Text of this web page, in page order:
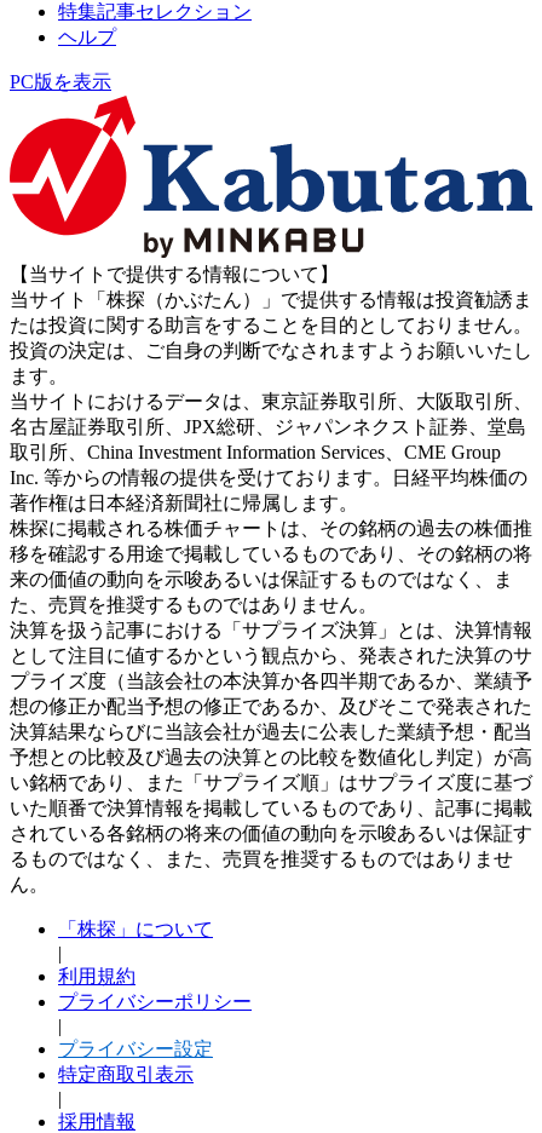
特集記事セレクション
ヘルプ
PC版を表示
【当サイトで提供する情報について】
当サイト「株探（かぶたん）」で提供する情報は投資勧誘ま
たは投資に関する助言をすることを目的としておりません。
投資の決定は、ご自身の判断でなされますようお願いいたし
ます。
当サイトにおけるデータは、東京証券取引所、大阪取引所、
名古屋証券取引所、JPX総研、ジャパンネクスト証券、堂島
取引所、China Investment Information Services、CME Group
Inc. 等からの情報の提供を受けております。日経平均株価の
著作権は日本経済新聞社に帰属します。
株探に掲載される株価チャートは、その銘柄の過去の株価推
移を確認する用途で掲載しているものであり、その銘柄の将
来の価値の動向を示唆あるいは保証するものではなく、ま
た、売買を推奨するものではありません。
決算を扱う記事における「サプライズ決算」とは、決算情報
として注目に値するかという観点から、発表された決算のサ
プライズ度（当該会社の本決算か各四半期であるか、業績予
想の修正か配当予想の修正であるか、及びそこで発表された
決算結果ならびに当該会社が過去に公表した業績予想・配当
予想との比較及び過去の決算との比較を数値化し判定）が高
い銘柄であり、また「サプライズ順」はサプライズ度に基づ
いた順番で決算情報を掲載しているものであり、記事に掲載
されている各銘柄の将来の価値の動向を示唆あるいは保証す
るものではなく、また、売買を推奨するものではありませ
ん。
「株探」について
|
利用規約
プライバシーポリシー
|
プライバシー設定
特定商取引表示
|
採用情報